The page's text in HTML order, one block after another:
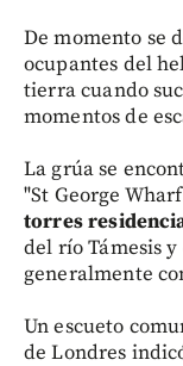
De momento se
ocupantes del
tierra cuando
momentos de
La grúa se
"St George
torres
del río Támesis
generalmente
Un escueto
de Londres